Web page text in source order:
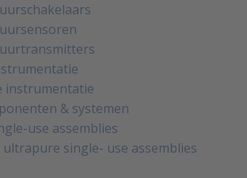
instrumentatie
& systemen
use assemblies
single- use assemblies